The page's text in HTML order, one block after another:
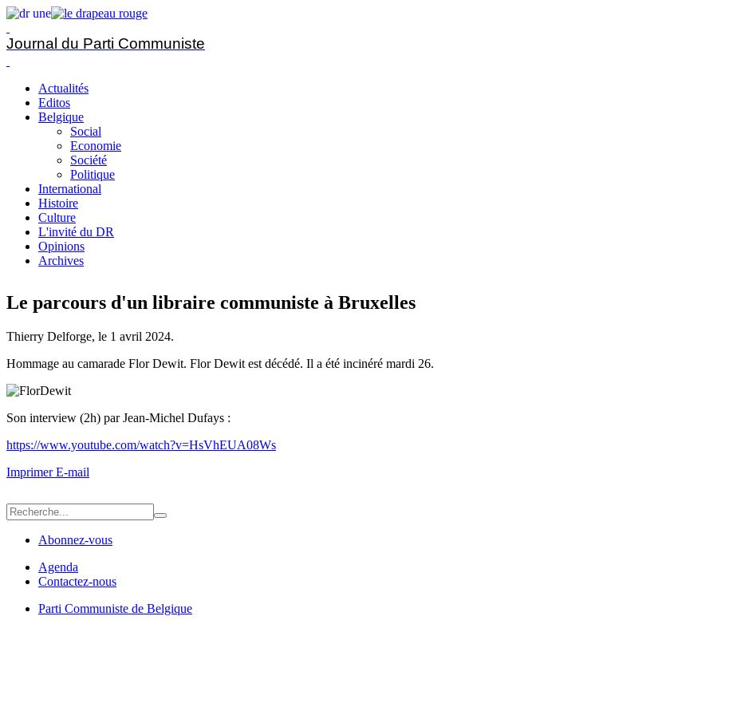
Journal du Parti Communiste
Actualités
Editos
Belgique
Social
Economie
Société
Politique
International
Histoire
Culture
L'invité du DR
Opinions
Archives
Le parcours d'un libraire communiste à Bruxelles
Thierry Delforge, le 1 avril 2024.
Hommage au camarade Flor Dewit. Flor Dewit est décédé. Il a été incinéré mardi 26.
Son interview (2h) par Jean-Michel Dufays :
https://www.youtube.com/watch?v=HsVhEUA08Ws
ImprimerE-mail
Abonnez-vous
Agenda
Contactez-nous
Parti Communiste de Belgique